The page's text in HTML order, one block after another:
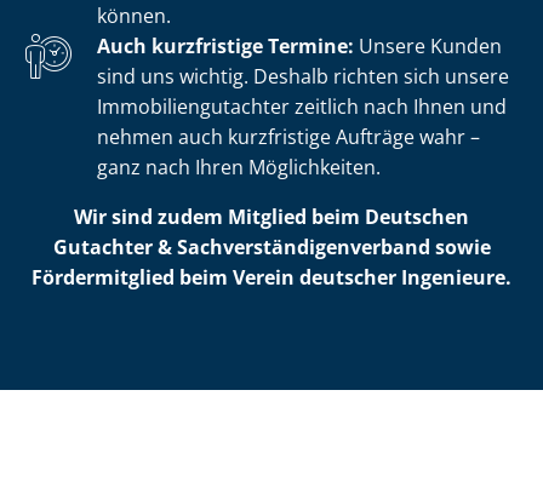
können.
Auch kurzfristige Termine: Unsere Kunden
sind uns wichtig. Deshalb richten sich unsere
Im­mo­bi­li­en­gut­ach­ter zeitlich nach Ihnen und
nehmen auch kurzfristige Aufträge wahr –
ganz nach Ihren Möglichkeiten.
Wir sind zudem Mitglied beim Deutschen
Gutachter & Sach­ver­stän­di­gen­ver­band sowie
Fördermitglied beim Verein deutscher Ingenieure.